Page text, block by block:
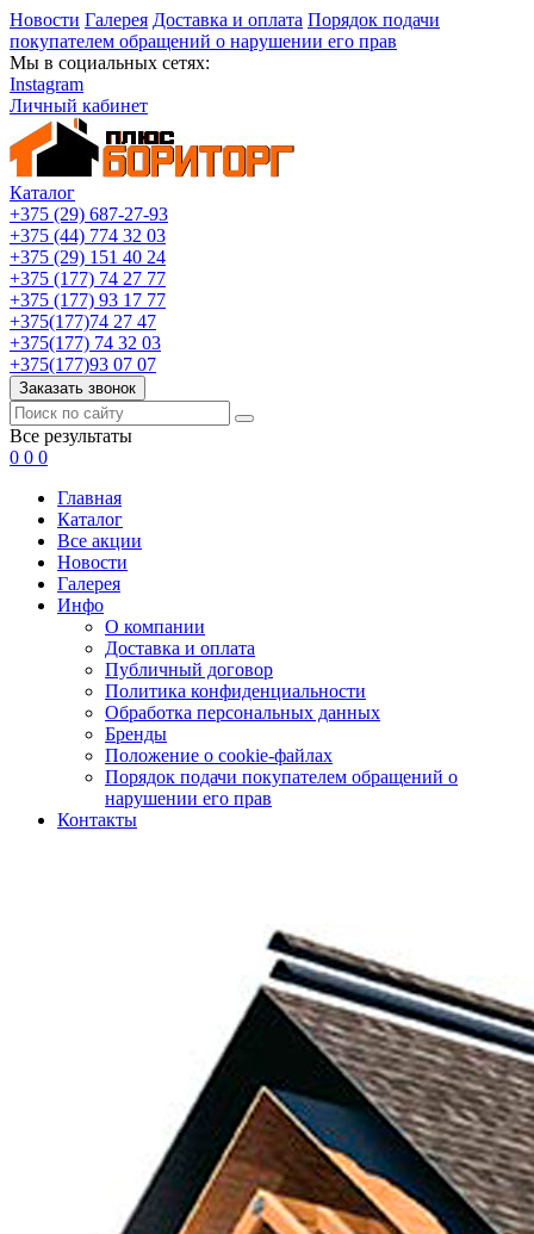
Новости Галерея Доставка и оплата Порядок подачи
покупателем обращений о нарушении его прав
Мы в социальных сетях:
Instagram
Личный кабинет
Каталог
+375 (29) 687-27-93
+375 (44) 774 32 03
+375 (29) 151 40 24
+375 (177) 74 27 77
+375 (177) 93 17 77
+375(177)74 27 47
+375(177) 74 32 03
+375(177)93 07 07
Заказать звонок
Все результаты
0 0 0
Главная
Каталог
Все акции
Новости
Галерея
Инфо
О компании
Доставка и оплата
Публичный договор
Политика конфиденциальности
Обработка персональных данных
Бренды
Положение о cookie-файлах
Порядок подачи покупателем обращений о
нарушении его прав
Контакты